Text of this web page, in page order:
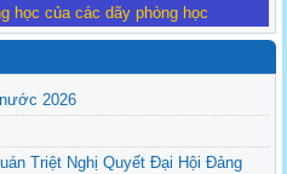
học của các dãy phòng học
2026
Triệt Nghị Quyết Đại Hội Đảng